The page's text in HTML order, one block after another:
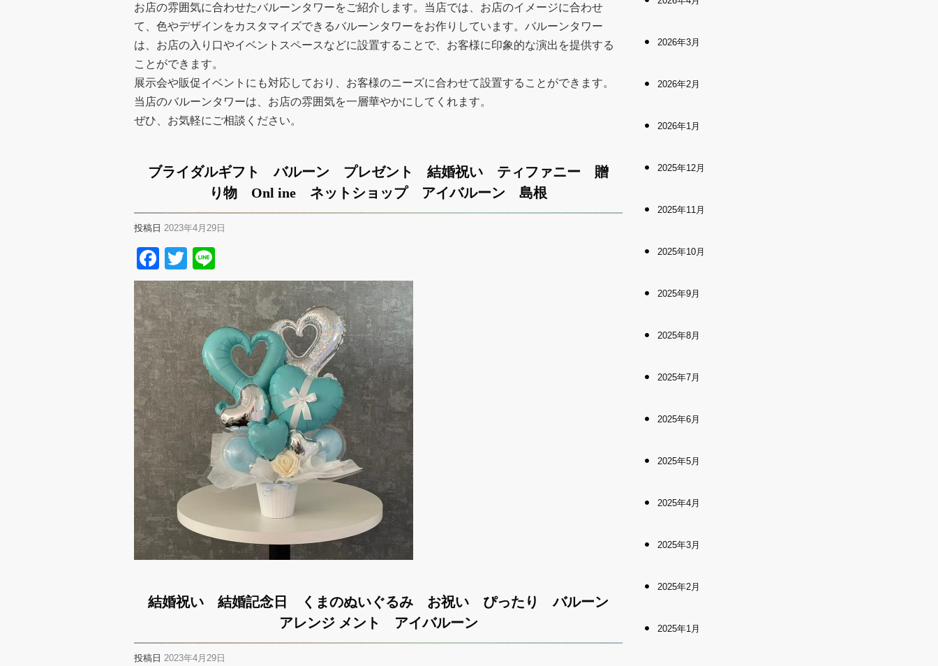
お店の雰囲気に合わせたバルーンタワーをご紹介します。当店では、お店のイメージに合わせ
て、色やデザインをカスタマイズできるバルーンタワーをお作りしています。バルーンタワー
は、お店の入り口やイベントスペースなどに設置することで、お客様に印象的な演出を提供する
ことができます。
展示会や販促イベントにも対応しており、お客様のニーズに合わせて設置することができます。
当店のバルーンタワーは、お店の雰囲気を一層華やかにしてくれます。
ぜひ、お気軽にご相談ください。
ブライダルギフト バルーン プレゼント 結婚祝い ティファニー 贈
り物 Onl ine ネットショップ アイバルーン 島根
投稿日 2023年4月29日
Facebook
Twitter
結婚祝い 結婚記念日 くまのぬいぐるみ お祝い ぴったり バルーン
アレンジ メント アイバルーン
投稿日 2023年4月29日
2026年3月
2026年2月
2026年1月
2025年12月
2025年11月
2025年10月
2025年9月
2025年8月
2025年7月
2025年6月
2025年5月
2025年4月
2025年3月
2025年2月
2025年1月